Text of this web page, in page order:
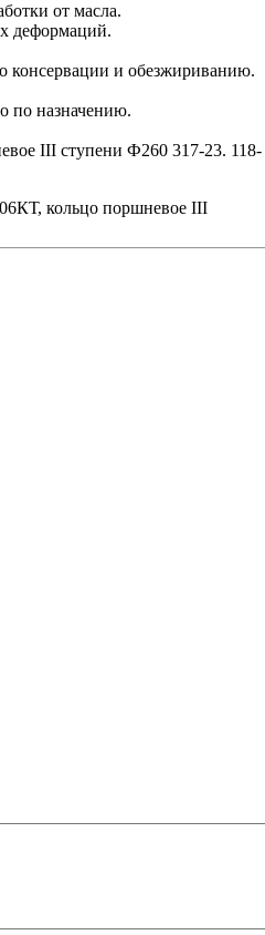
от масла.
деформаций.
консервации и обезжириванию.
по назначению.
III ступени Ф260 317-23. 118-
кольцо поршневое III